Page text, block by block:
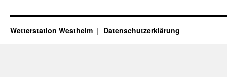
Wetterstation Westheim Datenschutzerklärung